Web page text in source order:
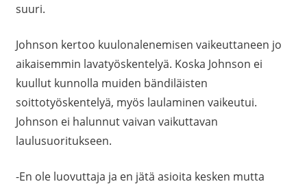
suuri.
Johnson kertoo kuulonalenemisen vaikeuttaneen jo
aikaisemmin lavatyöskentelyä. Koska Johnson ei
kuullut kunnolla muiden bändiläisten
soittotyöskentelyä, myös laulaminen vaikeutui.
Johnson ei halunnut vaivan vaikuttavan
laulusuoritukseen.
-En ole luovuttaja ja en jätä asioita kesken mutta